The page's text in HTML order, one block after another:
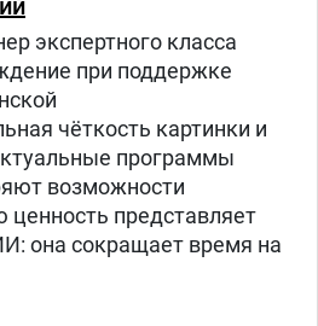
экспертного класса
при поддержке
чёткость картинки и
программы
возможности
ценность представляет
она сокращает время на